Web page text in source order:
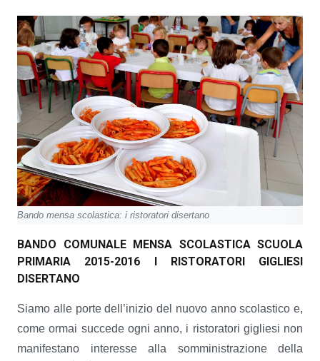
Bando mensa scolastica: i ristoratori disertano
BANDO COMUNALE MENSA SCOLASTICA SCUOLA
PRIMARIA 2015-2016
I RISTORATORI GIGLIESI
DISERTANO
Siamo alle porte dell’inizio del nuovo anno scolastico e,
come ormai succede ogni anno, i ristoratori gigliesi non
manifestano interesse alla somministrazione della